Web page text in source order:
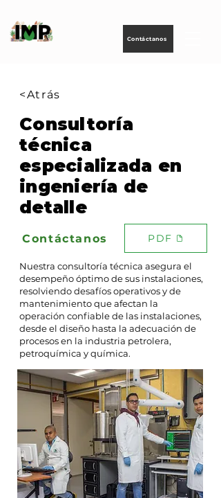
Contáctanos
<Atrás
Consultoría
técnica
especializada en
ingeniería de
detalle
Contáctanos PDF
Nuestra consultoría técnica asegura el
desempeño óptimo de sus instalaciones,
resolviendo desafíos operativos y de
mantenimiento que afectan la
operación confiable de las instalaciones,
desde el diseño hasta la adecuación de
procesos en la industria petrolera,
petroquímica y química.